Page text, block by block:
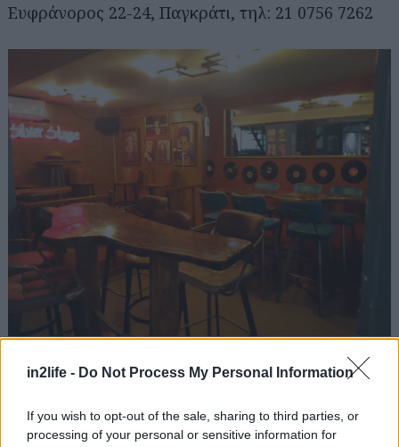
in2life - Do Not Process My Personal Information
If you wish to opt-out of the sale, sharing to third parties, or
processing of your personal or sensitive information for
Ευφράνορος 22-24, Παγκράτι, τηλ: 21 0756 7262
All day café & rock bar γράφει η ταμπέλα του, για
Πιάνεις σκαμπό στην ξύλινη μπάρα, ή σε κάποιο
για...